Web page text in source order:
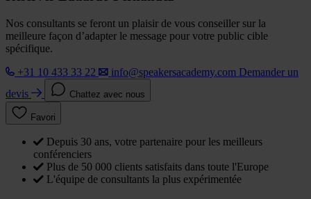
Nos consultants se feront un plaisir de vous conseiller sur la
meilleure façon d’adapter le message pour votre public cible
spécifique.
+31 10 433 33 22
info@speakersacademy.com Demander un
devis
Chattez avec nous
Favori
Depuis 30 ans, votre partenaire pour les meilleurs
conférenciers
Plus de 50 000 clients satisfaits dans toute l'Europe
L'équipe de consultants la plus expérimentée